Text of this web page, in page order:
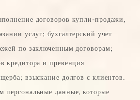
договоров купли-продажи,
услуг; бухгалтерский учет
по заключенным договорам;
кредитора и превенция
взыскание долгов с клиентов.
персональные данные, которые